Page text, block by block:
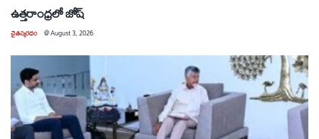
ఉత్తరాంధ్రలో జోష్
చైతన్యరధం @August 3, 2026